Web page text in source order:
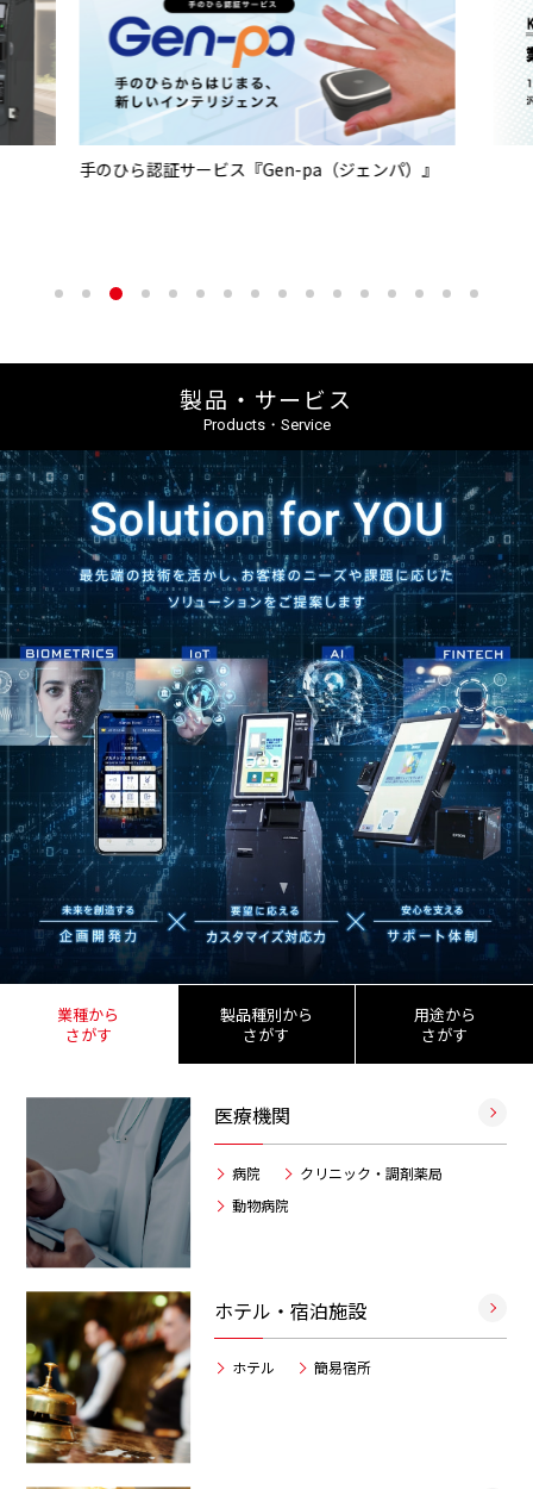
手のひら認証サービス『Gen-pa（ジェンパ）』
製品・サービス
Products・Service
業種から
さがす
製品種別から
さがす
用途から
さがす
医療機関
病院
クリニック・調剤薬局
動物病院
ホテル・宿泊施設
ホテル 簡易宿所